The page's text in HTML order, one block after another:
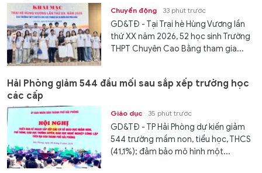
Chuyển động 33 phút trước
GD&TĐ - Tại Trại hè Hùng Vương lần
thứ XX năm 2026, 52 học sinh Trường
THPT Chuyên Cao Bằng tham gia...
Hải Phòng giảm 544 đầu mối sau sắp xếp trường học
các cấp
Giáo dục 35 phút trước
GD&TĐ - TP Hải Phòng dự kiến giảm
544 trường mầm non, tiểu học, THCS
(41,1%); đảm bảo mô hình một...